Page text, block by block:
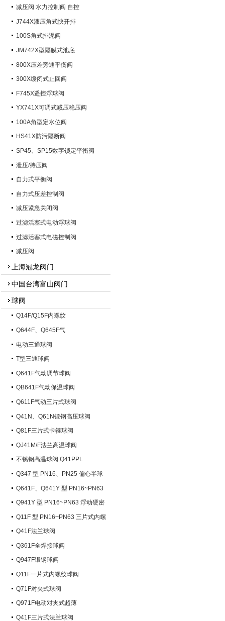
减压阀 水力控制阀 自控
J744X液压角式快开排
100S角式排泥阀
JM742X型隔膜式池底
800X压差旁通平衡阀
300X缓闭式止回阀
F745X遥控浮球阀
YX741X可调式减压稳压阀
100A角型定水位阀
HS41X防污隔断阀
SP45、SP15数字锁定平衡阀
泄压/持压阀
自力式平衡阀
自力式压差控制阀
减压紧急关闭阀
过滤活塞式电动浮球阀
过滤活塞式电磁控制阀
减压阀
上海冠龙阀门
中国台湾富山阀门
球阀
Q14F/Q15F内螺纹
Q644F、Q645F气
电动三通球阀
T型三通球阀
Q641F气动调节球阀
QB641F气动保温球阀
Q611F气动三片式球阀
Q41N、Q61N锻钢高压球阀
Q81F三片式卡箍球阀
QJ41M/F法兰高温球阀
不锈钢高温球阀 Q41PPL
Q347 型 PN16、PN25 偏心半球
阀Q641F、Q641Y 型 PN16~PN63
气动球阀
Q941Y 型 PN16~PN63 浮动硬密
封电动球阀
Q11F 型 PN16~PN63 三片式内螺
纹球阀
Q41F法兰球阀
Q361F全焊接球阀
Q947F锻钢球阀
Q11F一片式内螺纹球阀
Q71F对夹式球阀
Q971F电动对夹式超薄
Q41F三片式法兰球阀